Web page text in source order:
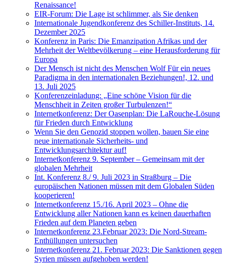
Renaissance!
EIR-Forum: Die Lage ist schlimmer, als Sie denken
Internationale Jugendkonferenz des Schiller-Instituts, 14.
Dezember 2025
Konferenz in Paris: Die Emanzipation Afrikas und der
Mehrheit der Weltbevölkerung – eine Herausforderung für
Europa
Der Mensch ist nicht des Menschen Wolf Für ein neues
Paradigma in den internationalen Beziehungen!, 12. und
13. Juli 2025
Konferenzeinladung: „Eine schöne Vision für die
Menschheit in Zeiten großer Turbulenzen!“
Internetkonferenz: Der Oasenplan: Die LaRouche-Lösung
für Frieden durch Entwicklung
Wenn Sie den Genozid stoppen wollen, bauen Sie eine
neue internationale Sicherheits- und
Entwicklungsarchitektur auf!
Internetkonferenz 9. September – Gemeinsam mit der
globalen Mehrheit
Int. Konferenz 8./ 9. Juli 2023 in Straßburg – Die
europäischen Nationen müssen mit dem Globalen Süden
kooperieren!
Internetkonferenz 15./16. April 2023 – Ohne die
Entwicklung aller Nationen kann es keinen dauerhaften
Frieden auf dem Planeten geben
Internetkonferenz 23.Februar 2023: Die Nord-Stream-
Enthüllungen untersuchen
Internetkonferenz 21. Februar 2023: Die Sanktionen gegen
Syrien müssen aufgehoben werden!